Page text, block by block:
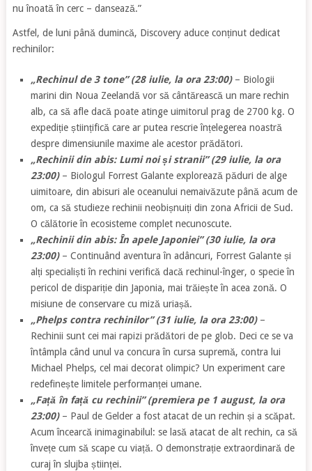
nu înoată în cerc – dansează.”
Astfel, de luni până dumincă, Discovery aduce conținut dedicat
rechinilor:
„Rechinul de 3 tone” (28 iulie, la ora 23:00)– Biologii
marini din Noua Zeelandă vor să cântărească un mare rechin
alb, ca să afle dacă poate atinge uimitorul prag de 2700 kg. O
expediție științifică care ar putea rescrie înțelegerea noastră
despre dimensiunile maxime ale acestor prădători.
„Rechinii din abis: Lumi noi și stranii” (29 iulie, la ora
23:00)– Biologul Forrest Galante explorează păduri de alge
uimitoare, din abisuri ale oceanului nemaivăzute până acum de
om, ca să studieze rechinii neobișnuiți din zona Africii de Sud.
O călătorie în ecosisteme complet necunoscute.
„Rechinii din abis: În apele Japoniei” (30 iulie, la ora
23:00)– Continuând aventura în adâncuri, Forrest Galante și
alți specialiști în rechini verifică dacă rechinul-înger, o specie în
pericol de dispariție din Japonia, mai trăiește în acea zonă. O
misiune de conservare cu miză uriașă.
„Phelps contra rechinilor” (31 iulie, la ora 23:00)–
Rechinii sunt cei mai rapizi prădători de pe glob. Deci ce se va
întâmpla când unul va concura în cursa supremă, contra lui
Michael Phelps, cel mai decorat olimpic? Un experiment care
redefinește limitele performanței umane.
„Față în față cu rechinii” (premiera pe 1 august, la ora
23:00)– Paul de Gelder a fost atacat de un rechin și a scăpat.
Acum încearcă inimaginabilul: se lasă atacat de alt rechin, ca să
învețe cum să scape cu viață. O demonstrație extraordinară de
curaj în slujba științei.